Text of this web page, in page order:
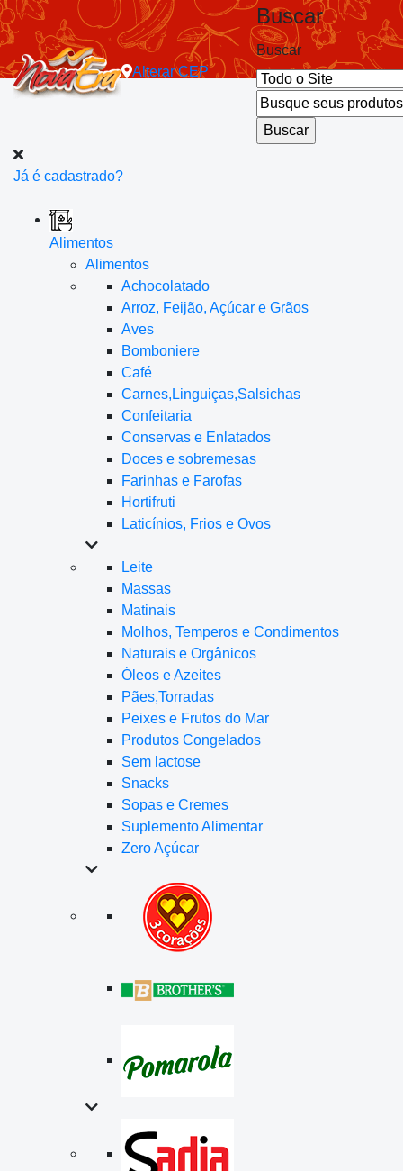
AlterarCEP
Buscar
Buscar
Já é cadastrado?
Alimentos
Alimentos
Achocolatado
Arroz, Feijão, Açúcar e Grãos
Aves
Bomboniere
Café
Carnes,Linguiças,Salsichas
Confeitaria
Conservas e Enlatados
Doces e sobremesas
Farinhas e Farofas
Hortifruti
Laticínios, Frios e Ovos
Leite
Massas
Matinais
Molhos, Temperos e Condimentos
Naturais e Orgânicos
Óleos e Azeites
Pães,Torradas
Peixes e Frutos do Mar
Produtos Congelados
Sem lactose
Snacks
Sopas e Cremes
Suplemento Alimentar
Zero Açúcar